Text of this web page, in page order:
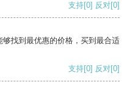
支持[0] 反对[0]
找到最优惠的价格，买到最合适
支持[0] 反对[0]